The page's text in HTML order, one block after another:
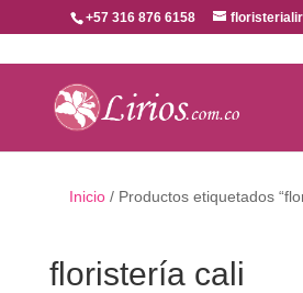
+57 316 876 6158
Inicio/ Productos etiquetados
floristería cali